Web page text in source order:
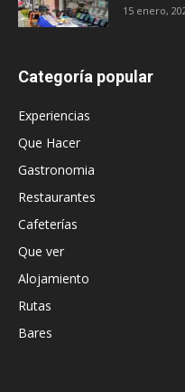
15 enero,
Categoría popular
Experiencias
Que Hacer
Gastronomia
Restaurantes
Cafeterías
Que ver
Alojamiento
Rutas
Bares